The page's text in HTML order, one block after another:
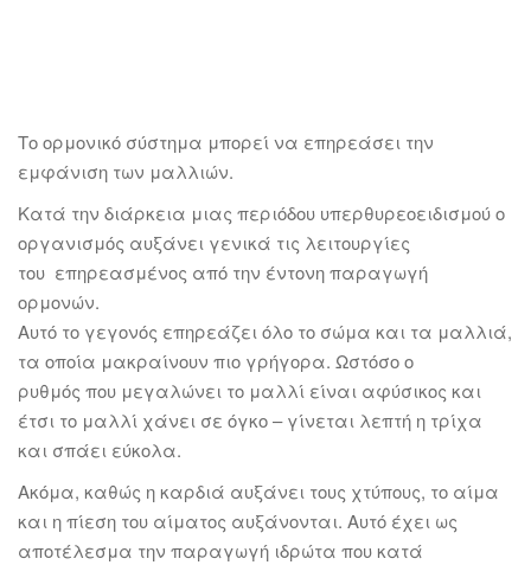
Το ορμονικό σύστημα μπορεί να επηρεάσει την
εμφάνιση των μαλλιών.
Κατά την διάρκεια μιας περιόδου υπερθυρεοειδισμού ο
οργανισμός αυξάνει γενικά τις λειτουργίες
του επηρεασμένος από την έντονη παραγωγή
ορμονών.
Αυτό το γεγονός επηρεάζει όλο το σώμα και τα μαλλιά,
τα οποία μακραίνουν πιο γρήγορα. Ωστόσο ο
ρυθμός που μεγαλώνει το μαλλί είναι αφύσικος και
έτσι το μαλλί χάνει σε όγκο – γίνεται λεπτή η τρίχα
και σπάει εύκολα.
Ακόμα, καθώς η καρδιά αυξάνει τους χτύπους, το αίμα
και η πίεση του αίματος αυξάνονται. Αυτό έχει ως
αποτέλεσμα την παραγωγή ιδρώτα που κατά